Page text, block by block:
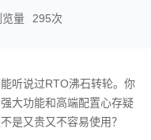
览量 295次
听说过RTO沸石转轮。你
大功能和高端配置心存疑
是又贵又不容易使用？